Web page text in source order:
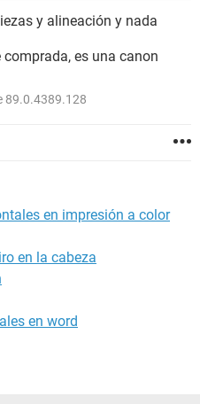
y alineación y nada
es una canon
89.0.4389.128
en impresión a color
en la cabeza
en word